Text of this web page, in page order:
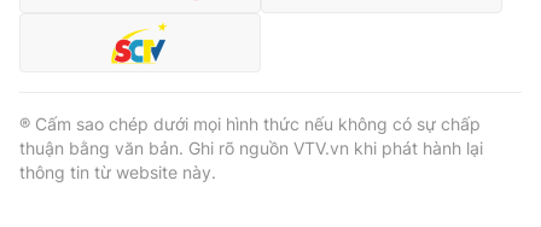
® Cấm sao chép dưới mọi hình thức nếu không có sự chấp
thuận bằng văn bản. Ghi rõ nguồn VTV.vn khi phát hành lại
thông tin từ website này.